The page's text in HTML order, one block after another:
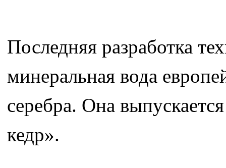
Последняя разработка
минеральная вода
серебра. Она
кедр».